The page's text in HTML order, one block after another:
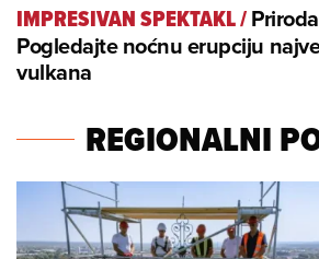
IMPRESIVAN SPEKTAKL/
Pogledajte noćnu erupciju
vulkana
REGIONALNI